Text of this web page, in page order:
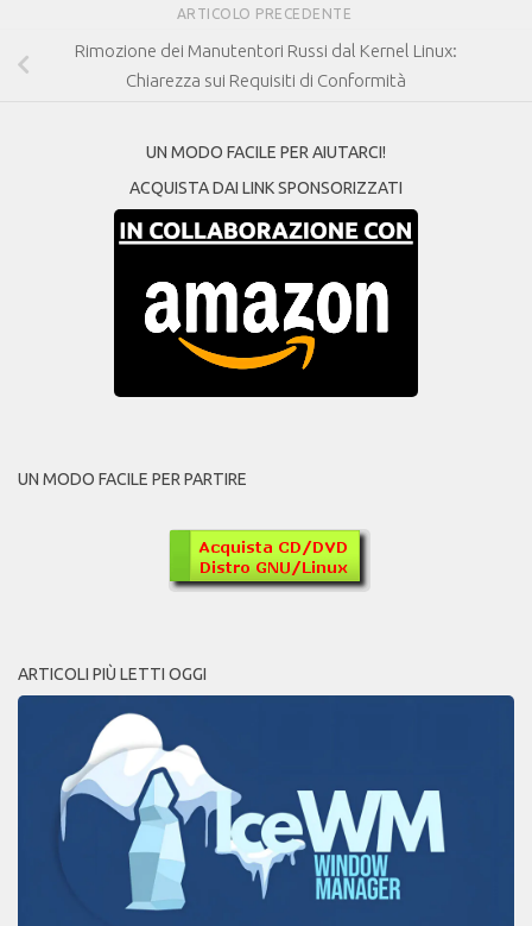
ARTICOLO PRECEDENTE
Rimozione dei Manutentori Russi dal Kernel Linux:
Chiarezza sui Requisiti di Conformità
UN MODO FACILE PER AIUTARCI!
ACQUISTA DAI LINK SPONSORIZZATI
UN MODO FACILE PER PARTIRE
ARTICOLI PIÙ LETTI OGGI